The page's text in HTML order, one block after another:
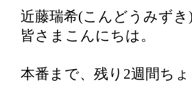
近藤瑞希(こんどうみず
皆さまこんにちは。
本番まで、残り2週間ちょ